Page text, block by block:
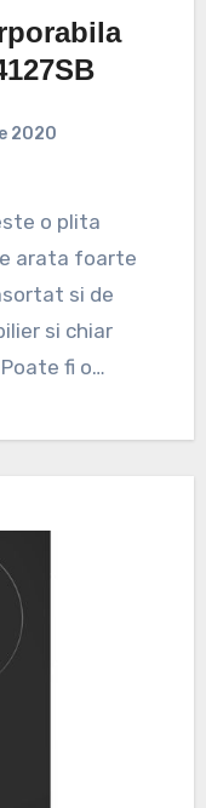
2020
arata foarte
si de
si chiar
fi o…